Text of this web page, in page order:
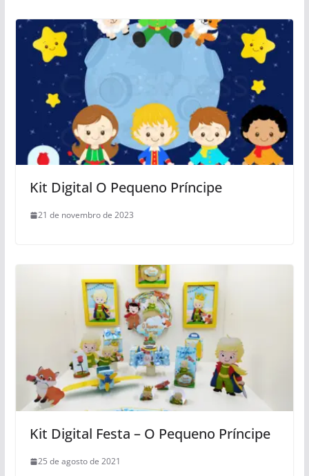
Kit Digital O Pequeno Príncipe
21 de novembro de 2023
Kit Digital Festa – O Pequeno Príncipe
25 de agosto de 2021